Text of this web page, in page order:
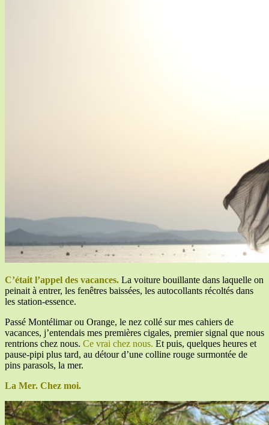
C’était l’appel des vacances. La voiture bouillante dans laquelle on
peinait à entrer, les fenêtres baissées, les autocollants récoltés dans
les station-essence.
Passé Montélimar ou Orange, le nez collé sur mes cahiers de
vacances, j’entendais mes premières cigales, premier signal que nous
rentrions chez nous. Ce vrai chez nous. Et puis, quelques heures et
pause-pipi plus tard, au détour d’une colline rouge surmontée de
pins parasols, la mer.
La Mer. Chez moi.